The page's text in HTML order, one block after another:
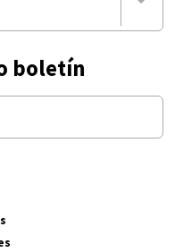
boletín